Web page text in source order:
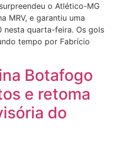
o Atlético-MG
MRV, e garantiu uma
quarta-feira. Os gols
tempo por Fabrício
Botafogo
e retoma
do